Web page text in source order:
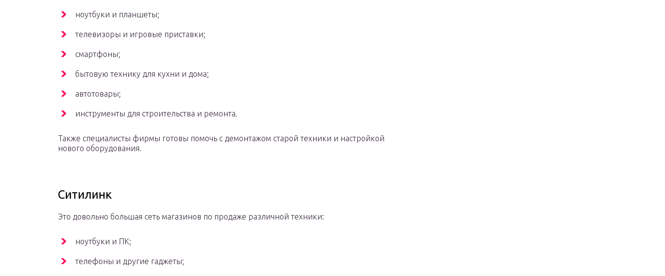
ноутбуки и планшеты;
телевизоры и игровые приставки;
смартфоны;
бытовую технику для кухни и дома;
автотовары;
инструменты для строительства и ремонта.
Также специалисты фирмы готовы помочь с демонтажом старой техники и настройкой
нового оборудования.
Ситилинк
Это довольно большая сеть магазинов по продаже различной техники:
ноутбуки и ПК;
телефоны и другие гаджеты;